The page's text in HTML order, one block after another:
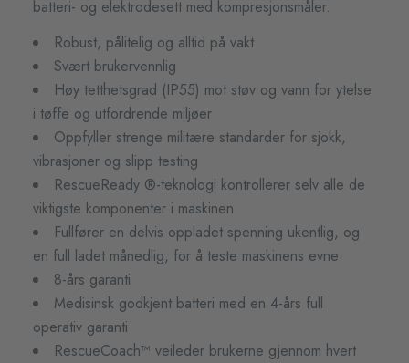
batteri- og elektrodesett med kompresjonsmåler.
Robust, pålitelig og alltid på vakt
Svært brukervennlig
Høy tetthetsgrad (IP55) mot støv og vann for ytelse
i tøffe og utfordrende miljøer
Oppfyller strenge militære standarder for sjokk,
vibrasjoner og slipp testing
RescueReady ®-teknologi kontrollerer selv alle de
viktigste komponenter i maskinen
Fullfører en delvis oppladet spenning ukentlig, og
en full ladet månedlig, for å teste maskinens evne
8-års garanti
Medisinsk godkjent batteri med en 4-års full
operativ garanti
RescueCoach™ veileder brukerne gjennom hvert